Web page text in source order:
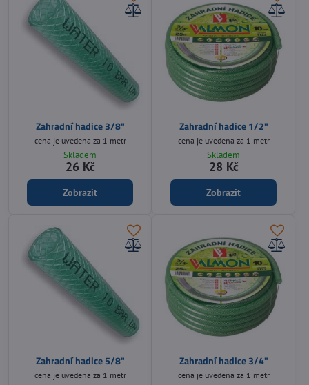
Zahradní hadice 3/8"
cena je uvedena za 1 metr
Skladem
26 Kč
Zobrazit
Zahradní hadice 1/2"
cena je uvedena za 1 metr
Skladem
28 Kč
Zobrazit
Zahradní hadice 5/8"
cena je uvedena za 1 metr
Zahradní hadice 3/4"
cena je uvedena za 1 metr